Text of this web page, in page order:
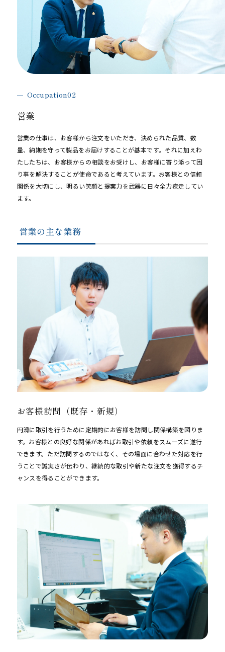
Occupation02
営業
営業の仕事は、お客様から注文をいただき、決められた品質、数
量、納期を守って製品をお届けすることが基本です。それに加えわ
たしたちは、お客様からの相談をお受けし、お客様に寄り添って困
り事を解決することが使命であると考えています。お客様との信頼
関係を大切にし、明るい笑顔と提案力を武器に日々全力疾走してい
ます。
営業の主な業務
お客様訪問（既存・新規）
円滑に取引を行うために定期的にお客様を訪問し関係構築を図りま
す。お客様との良好な関係があればお取引や依頼をスムーズに遂行
できます。ただ訪問するのではなく、その場面に合わせた対応を行
うことで誠実さが伝わり、継続的な取引や新たな注文を獲得するチ
ャンスを得ることができます。